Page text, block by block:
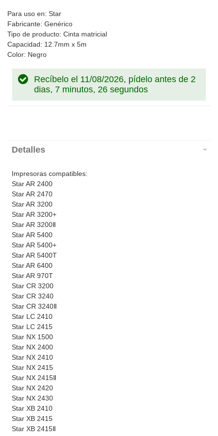
Para uso en: Star
Fabricante: Genérico
Tipo de producto: Cinta matricial
Capacidad: 12.7mm x 5m
Color: Negro
Recíbelo el 11/08/2026, pídelo antes de 2
dias, 7 minutos, 26 segundos
Detalles
Impresoras compatibles:
Star AR 2400
Star AR 2470
Star AR 3200
Star AR 3200+
Star AR 3200Ⅱ
Star AR 5400
Star AR 5400+
Star AR 5400T
Star AR 6400
Star AR 970T
Star CR 3200
Star CR 3240
Star CR 3240Ⅱ
Star LC 2410
Star LC 2415
Star NX 1500
Star NX 2400
Star NX 2410
Star NX 2415
Star NX 2415Ⅱ
Star NX 2420
Star NX 2430
Star XB 2410
Star XB 2415
Star XB 2415Ⅱ